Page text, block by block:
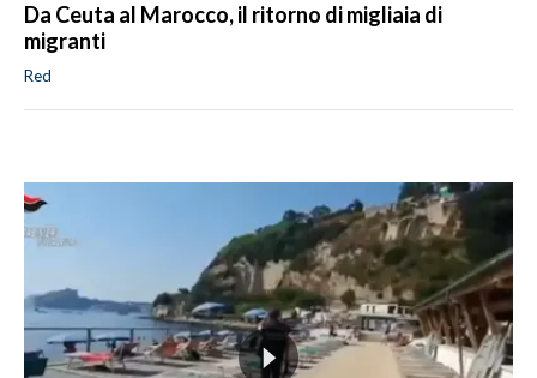
Da Ceuta al Marocco, il ritorno di migliaia di
migranti
Red